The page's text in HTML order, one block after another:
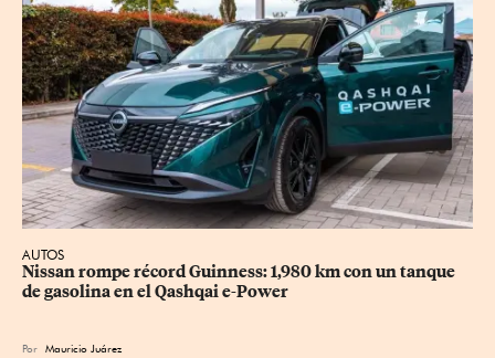
AUTOS
Nissan rompe récord Guinness: 1,980 km con un tanque
de gasolina en el Qashqai e-Power
Por Mauricio Juárez